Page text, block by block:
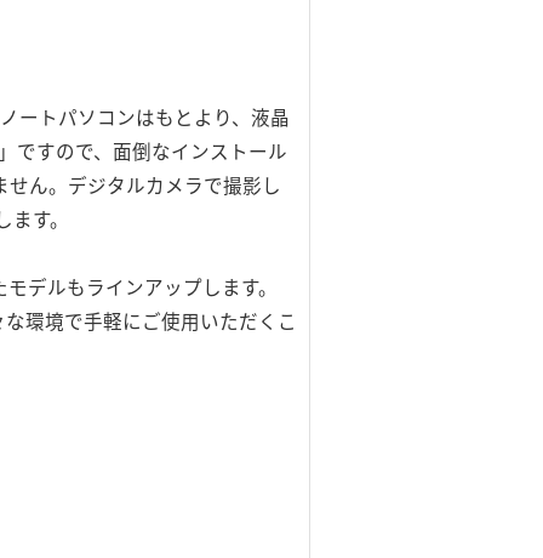
ートパソコンはもとより、液晶
ですので、面倒なインストール
ん。デジタルカメラで撮影し
す。
デルもラインアップします。
環境で手軽にご使用いただくこ